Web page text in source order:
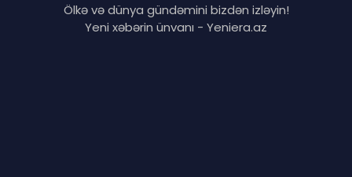
Ölkə və dünya gündəmini bizdən izləyin!
Yeni xəbərin ünvanı - Yeniera.az